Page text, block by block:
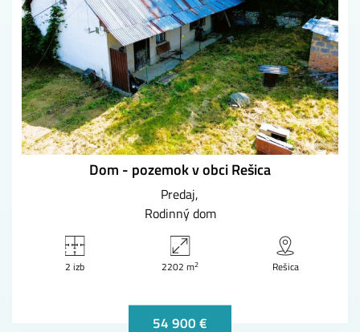
Dom - pozemok v obci Rešica
Predaj
Rodinný dom
2 izb 2202 m2 Rešica
54 900 €